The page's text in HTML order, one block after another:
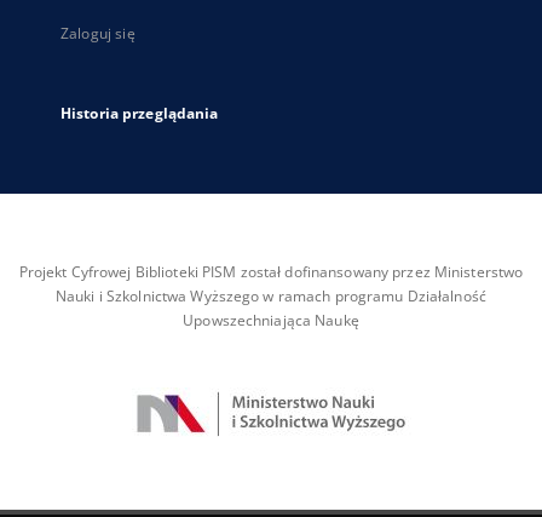
Zaloguj się
Historia przeglądania
Projekt Cyfrowej Biblioteki PISM został dofinansowany przez Ministerstwo
Nauki i Szkolnictwa Wyższego w ramach programu Działalność
Upowszechniająca Naukę